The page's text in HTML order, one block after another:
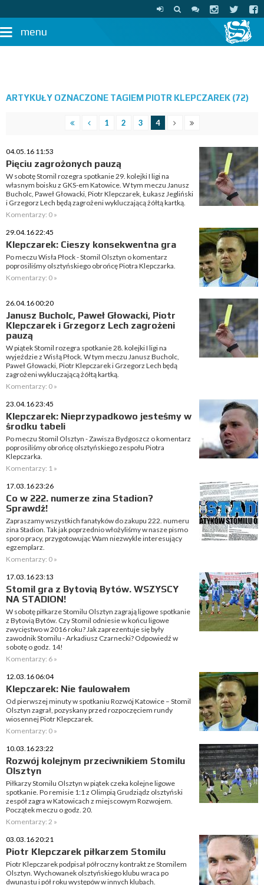
menu
ARTYKUŁY OZNACZONE TAGIEM PIOTR KLEPCZAREK (72)
1 2 3 4
04.05.16 11:53
Pięciu zagrożonych pauzą
W sobotę Stomil rozegra spotkanie 29. kolejki I ligi na
własnym boisku z GKS-em Katowice. W tym meczu Janusz
Bucholc, Paweł Głowacki, Piotr Klepczarek, Łukasz Jegliński
i Grzegorz Lech będą zagrożeni wykluczającą żółtą kartką.
Komentarzy: 0 »
29.04.16 22:45
Klepczarek: Cieszy konsekwentna gra
Po meczu Wisła Płock - Stomil Olsztyn o komentarz
poprosiliśmy olsztyńskiego obrońcę Piotra Klepczarka.
Komentarzy: 0 »
26.04.16 00:20
Janusz Bucholc, Paweł Głowacki, Piotr
Klepczarek i Grzegorz Lech zagrożeni
pauzą
W piątek Stomil rozegra spotkanie 28. kolejki I ligi na
wyjeździe z Wisłą Płock. W tym meczu Janusz Bucholc,
Paweł Głowacki, Piotr Klepczarek i Grzegorz Lech będą
zagrożeni wykluczającą żółtą kartką.
Komentarzy: 0 »
23.04.16 23:45
Klepczarek: Nieprzypadkowo jesteśmy w
środku tabeli
Po meczu Stomil Olsztyn - Zawisza Bydgoszcz o komentarz
poprosiliśmy obrońcę olsztyńskiego zespołu Piotra
Klepczarka.
Komentarzy: 1 »
17.03.16 23:26
Co w 222. numerze zina Stadion?
Sprawdź!
Zapraszamy wszystkich fanatyków do zakupu 222. numeru
zina Stadion. Tak jak poprzednio włożyliśmy w nasze pismo
sporo pracy, przygotowując Wam niezwykle interesujący
egzemplarz.
Komentarzy: 0 »
17.03.16 23:13
Stomil gra z Bytovią Bytów. WSZYSCY
NA STADION!
W sobotę piłkarze Stomilu Olsztyn zagrają ligowe spotkanie
z Bytovią Bytów. Czy Stomil odniesie w końcu ligowe
zwycięstwo w 2016 roku? Jak zaprezentuje się były
zawodnik Stomilu - Arkadiusz Czarnecki? Odpowiedź w
sobotę o godz. 14!
Komentarzy: 6 »
12.03.16 06:04
Klepczarek: Nie faulowałem
Od pierwszej minuty w spotkaniu Rozwój Katowice – Stomil
Olsztyn zagrał, pozyskany przed rozpoczęciem rundy
wiosennej Piotr Klepczarek.
Komentarzy: 0 »
10.03.16 23:22
Rozwój kolejnym przeciwnikiem Stomilu
Olsztyn
Piłkarzy Stomilu Olsztyn w piątek czeka kolejne ligowe
spotkanie. Po remisie 1:1 z Olimpią Grudziądz olsztyński
zespół zagra w Katowicach z miejscowym Rozwojem.
Początek meczu o godz. 20.
Komentarzy: 2 »
03.03.16 20:21
Piotr Klepczarek piłkarzem Stomilu
Piotr Klepczarek podpisał półroczny kontrakt ze Stomilem
Olsztyn. Wychowanek olsztyńskiego klubu wraca po
dwunastu i pół roku występów w innych klubach.